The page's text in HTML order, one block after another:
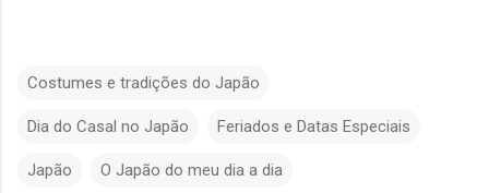
Costumes e tradições do Japão
Dia do Casal no Japão Feriados e Datas Especiais
Japão O Japão do meu dia a dia